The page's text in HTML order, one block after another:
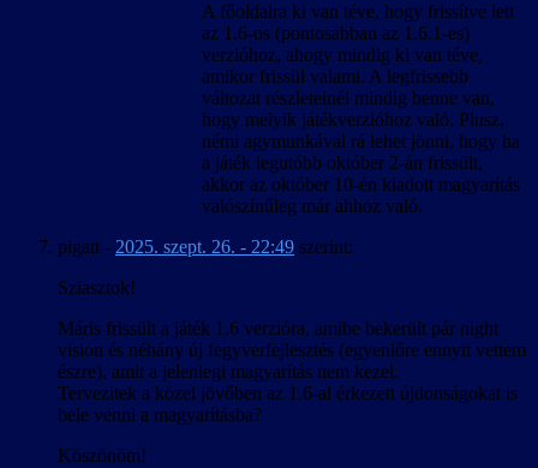
A főoldalra ki van téve, hogy frissítve lett
az 1.6-os (pontosabban az 1.6.1-es)
verzióhoz, ahogy mindig ki van téve,
amikor frissül valami. A legfrissebb
változat részleteinél mindig benne van,
hogy melyik játékverzióhoz való. Plusz,
némi agymunkával rá lehet jönni, hogy ha
a játék legutóbb október 2-án frissült,
akkor az október 10-én kiadott magyarítás
valószínűleg már ahhoz való.
pigatt - 2025. szept. 26. - 22:49 szerint:
Sziasztok!
Máris frissült a játék 1.6 verzióra, amibe bekerült pár night
vision és néhány új fegyverfejlesztés (egyenlőre ennyit vettem
észre), amit a jelenlegi magyarítás nem kezel.
Tervezitek a közel jövőben az 1.6-al érkezett újdonságokat is
bele venni a magyarításba?
Köszönöm!